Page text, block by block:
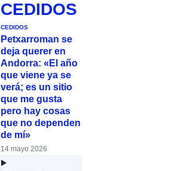
CEDIDOS
CEDIDOS
Petxarroman se
deja querer en
Andorra: «El año
que viene ya se
verá; es un sitio
que me gusta
pero hay cosas
que no dependen
de mí»
14 mayo 2026